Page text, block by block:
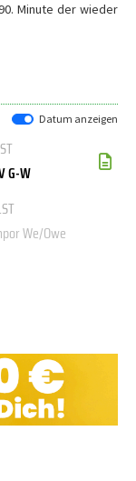
Minute der wieder
Datum anzeigen
G-W
We/Owe